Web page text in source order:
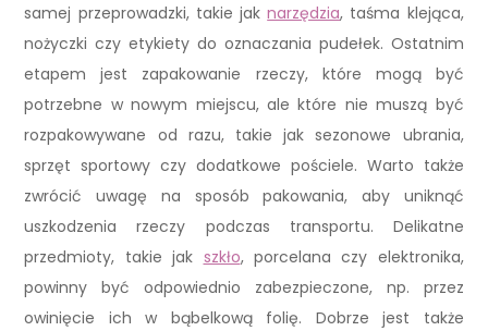
samej przeprowadzki, takie jaknarzędzia, taśma klejąca,
nożyczki czy etykiety do oznaczania pudełek. Ostatnim
etapem jest zapakowanie rzeczy, które mogą być
potrzebne w nowym miejscu, ale które nie muszą być
rozpakowywane od razu, takie jak sezonowe ubrania,
sprzęt sportowy czy dodatkowe pościele. Warto także
zwrócić uwagę na sposób pakowania, aby uniknąć
uszkodzenia rzeczy podczas transportu. Delikatne
przedmioty, takie jak szkło, porcelana czy elektronika,
powinny być odpowiednio zabezpieczone, np. przez
owinięcie ich w bąbelkową folię. Dobrze jest także